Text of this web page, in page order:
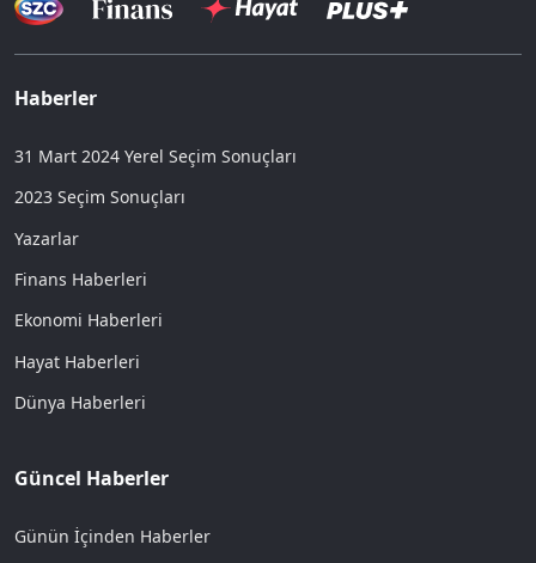
Haberler
31 Mart 2024 Yerel Seçim Sonuçları
2023 Seçim Sonuçları
Yazarlar
Finans Haberleri
Ekonomi Haberleri
Hayat Haberleri
Dünya Haberleri
Güncel Haberler
Günün İçinden Haberler